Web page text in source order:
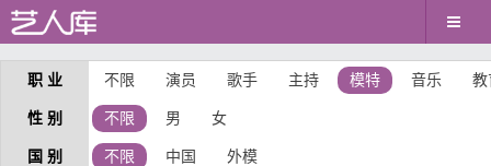
职 业 不限 演员 歌手 主持 模特 音乐 教
性 别 不限 男 女
国 别 不限 中国 外模